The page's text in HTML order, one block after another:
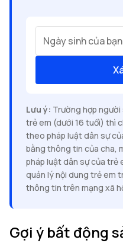
Ngày sinh của bạn
Lưu ý: Trường hợp người
trẻ em (dưới 16 tuổi) thì
theo pháp luật dân sự
bằng thông tin của cha,
pháp luật dân sự của trẻ
quản lý nội dung trẻ em
thông tin trên mạng xã
Gợi ý bất động